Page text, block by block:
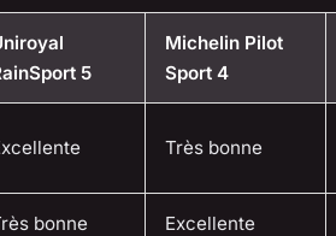
5
Michelin Pilot
Sport 4
Très bonne
bonne Excellente